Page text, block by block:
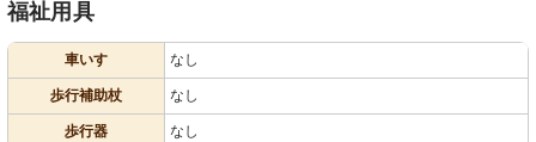
福祉用具
車いす なし
歩行補助杖 なし
歩行器 なし